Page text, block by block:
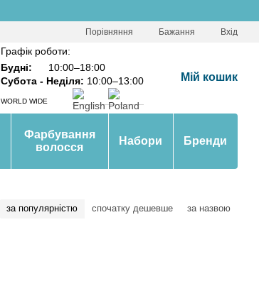
Порівняння Бажання Вхід
Графік роботи:
Будні:
10:00–18:00
Субота - Неділя: 10:00–13:00
WORLD WIDE
Мій кошик
Фарбування
волосся
Набори Бренди
за популярністю спочатку дешевше за назвою